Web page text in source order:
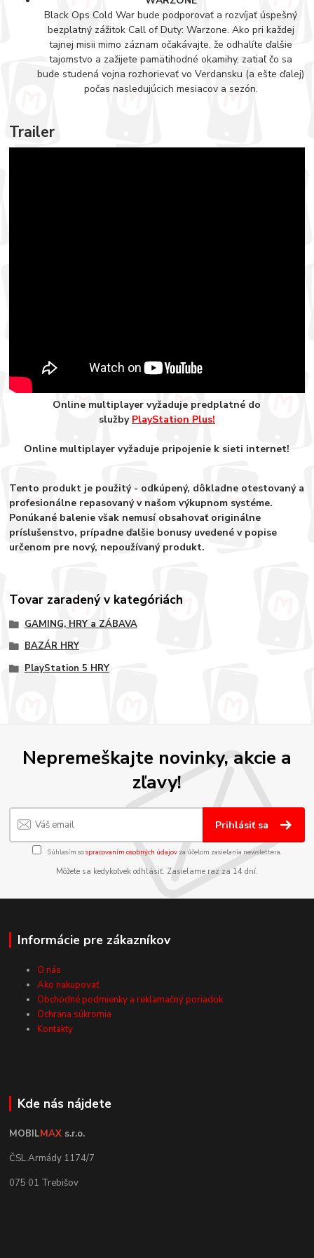
Black Ops Cold War bude podporovať a rozvíjať úspešný
bezplatný zážitok Call of Duty: Warzone. Ako pri každej
tajnej misii mimo záznam očakávajte, že odhalíte ďalšie
tajomstvo a zažijete pamätihodné okamihy, zatiaľ čo sa
bude studená vojna rozhorievať vo Verdansku (a ešte ďalej)
počas nasledujúcich mesiacov a sezón.
Trailer
Online multiplayer vyžaduje predplatné do
služby PlayStation Plus!
Online multiplayer vyžaduje pripojenie k sieti internet!
Tento produkt je použitý - odkúpený, dôkladne otestovaný a
profesionálne repasovaný v našom výkupnom systéme.
Ponúkané balenie však nemusí obsahovať originálne
príslušenstvo, prípadne ďalšie bonusy uvedené v popise
určenom pre nový, nepoužívaný produkt.
Tovar zaradený v kategóriách
GAMING, HRY a ZÁBAVA
BAZÁR HRY
PlayStation 5 HRY
Nepremeškajte novinky, akcie a
zľavy!
Prihlásiť sa
Súhlasím sospracovaním osobných údajov za účelom zasielania newslettera.
Môžete sa kedykoľvek odhlásiť. Zasielame raz za 14 dní.
Informácie pre zákazníkov
O nás
Ako nakupovať
Obchodné podmienky a reklamačný poriadok
Ochrana súkromia
Kontakty
Kde nás nájdete
MOBILMAX s.r.o.
ČSL.Armády 1174/7
075 01 Trebišov